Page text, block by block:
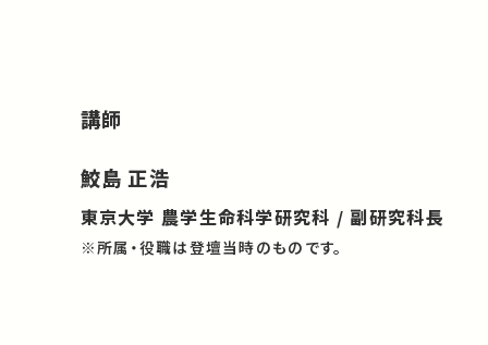
講師
鮫島 正浩
東京大学 農学生命科学研究科 / 副研究科長
※所属・役職は登壇当時のものです。